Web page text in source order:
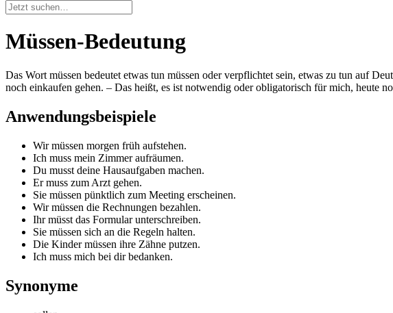
Müssen-Bedeutung
Das Wort müssen bedeutet etwas tun müssen oder verpflichtet sein, etwas zu tun auf
noch einkaufen gehen. – Das heißt, es ist notwendig oder obligatorisch für mich, heute
Anwendungsbeispiele
Wir müssen morgen früh aufstehen.
Ich muss mein Zimmer aufräumen.
Du musst deine Hausaufgaben machen.
Er muss zum Arzt gehen.
Sie müssen pünktlich zum Meeting erscheinen.
Wir müssen die Rechnungen bezahlen.
Ihr müsst das Formular unterschreiben.
Sie müssen sich an die Regeln halten.
Die Kinder müssen ihre Zähne putzen.
Ich muss mich bei dir bedanken.
Synonyme